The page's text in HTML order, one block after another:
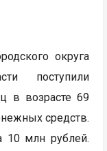
округа
поступили
в возрасте 69
средств.
10 млн рублей.